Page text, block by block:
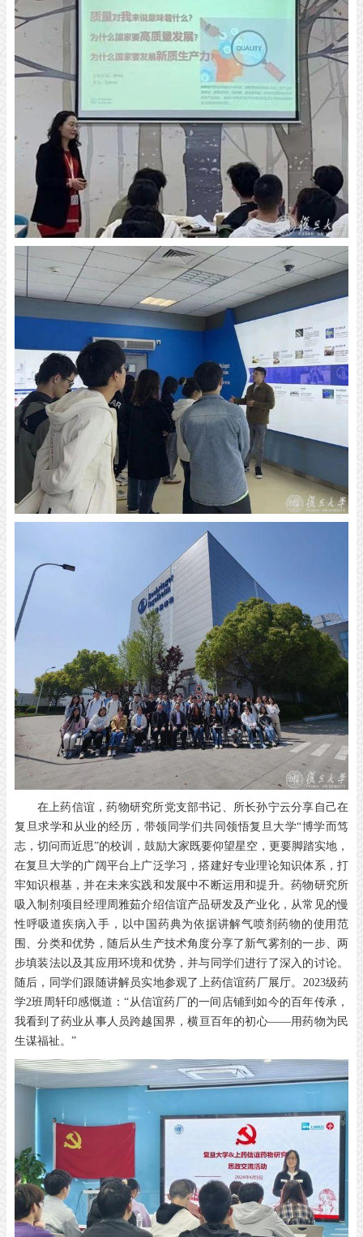
在上药信谊，药物研究所党支部书记、所长孙宁云分享自己在
复旦求学和从业的经历，带领同学们共同领悟复旦大学“博学而笃
志，切问而近思”的校训，鼓励大家既要仰望星空，更要脚踏实地，
在复旦大学的广阔平台上广泛学习，搭建好专业理论知识体系，打
牢知识根基，并在未来实践和发展中不断运用和提升。药物研究所
吸入制剂项目经理周雅茹介绍信谊产品研发及产业化，从常见的慢
性呼吸道疾病入手，以中国药典为依据讲解气喷剂药物的使用范
围、分类和优势，随后从生产技术角度分享了新气雾剂的一步、两
步填装法以及其应用环境和优势，并与同学们进行了深入的讨论。
随后，同学们跟随讲解员实地参观了上药信谊药厂展厅。2023级药
学2班周轩印感慨道：“从信谊药厂的一间店铺到如今的百年传承，
我看到了药业从事人员跨越国界，横亘百年的初心——用药物为民
生谋福祉。”